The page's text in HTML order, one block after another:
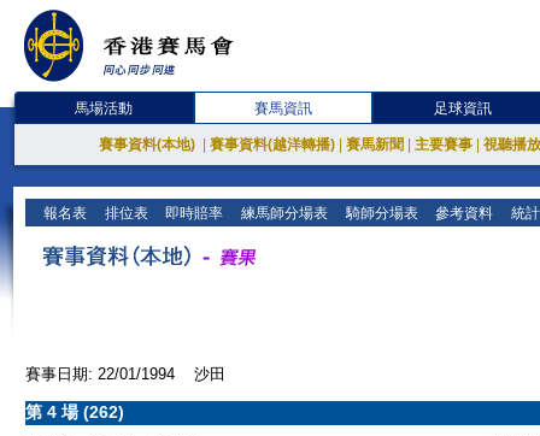
馬場活動 賽馬資訊 足球資訊
賽事資料(本地) 賽事資料(越洋轉播) 賽馬新聞 主要賽事 視聽播
報名表 排位表 即時賠率 練馬師分場表 騎師分場表 參考資料 統
賽事日期: 22/01/1994 沙田
第 4 場 (262)